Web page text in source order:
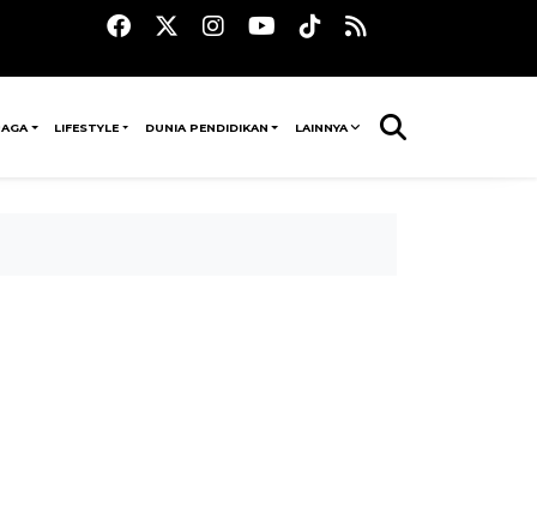
LIFESTYLE DUNIA PENDIDIKAN LAINNYA